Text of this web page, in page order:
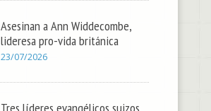
Asesinan a Ann Widdecombe,
lideresa pro-vida británica
23/07/2026
Tres líderes evangélicos suizos